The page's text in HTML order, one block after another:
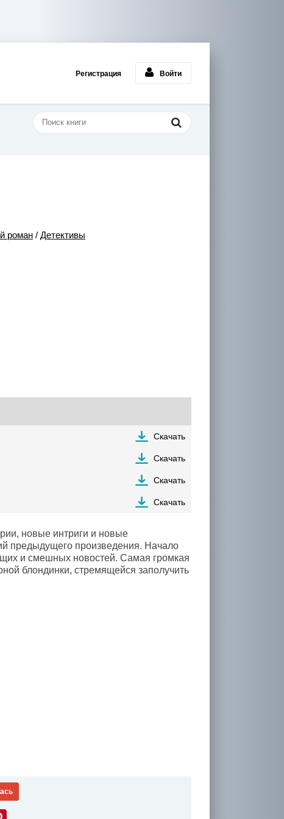
Регистрация Войти
роман / Детективы
Скачать
Скачать
Скачать
Скачать
новые интриги и новые
предыдущего произведения. Начало
и смешных новостей. Самая громкая
блондинки, стремящейся заполучить